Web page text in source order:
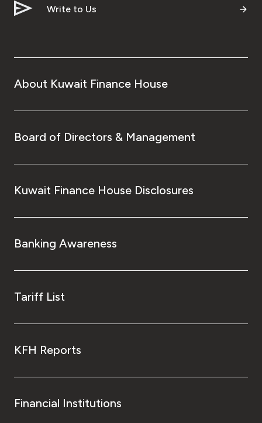
Write to Us
About Kuwait Finance House
Board of Directors & Management
Kuwait Finance House Disclosures
Banking Awareness
Tariff List
KFH Reports
Financial Institutions